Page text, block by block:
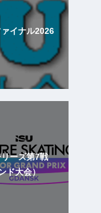
イナル2026
リーズ第7戦
ド大会）